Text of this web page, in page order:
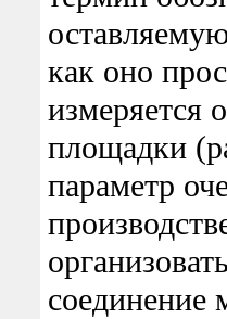
как оно
измеряется
площадки
параметр
соединение